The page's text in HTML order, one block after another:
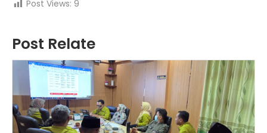
Post Views: 9
Post Relate